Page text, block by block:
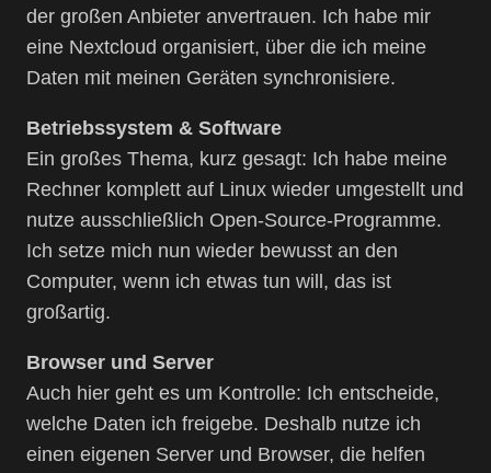
der großen Anbieter anvertrauen. Ich habe mir
eine Nextcloud organisiert, über die ich meine
Daten mit meinen Geräten synchronisiere.
Betriebssystem & Software
Ein großes Thema, kurz gesagt: Ich habe meine
Rechner komplett auf Linux wieder umgestellt und
nutze ausschließlich Open-Source-Programme.
Ich setze mich nun wieder bewusst an den
Computer, wenn ich etwas tun will, das ist
großartig.
Browser und Server
Auch hier geht es um Kontrolle: Ich entscheide,
welche Daten ich freigebe. Deshalb nutze ich
einen eigenen Server und Browser, die helfen